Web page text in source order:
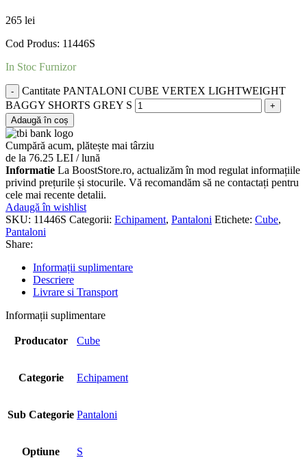
265 lei
Cod Produs: 11446S
In Stoc Furnizor
Cantitate PANTALONI CUBE VERTEX LIGHTWEIGHT
BAGGY SHORTS GREY S
Adaugă în coș
Cumpără acum, plătește mai târziu
de la 76.25 LEI / lună
Informatie La BoostStore.ro, actualizăm în mod regulat informațiile
privind prețurile și stocurile. Vă recomandăm să ne contactați pentru
cele mai recente detalii.
Adaugă în wishlist
SKU: 11446S Categorii: Echipament, Pantaloni Etichete: Cube,
Pantaloni
Share:
Informații suplimentare
Descriere
Livrare si Transport
Informații suplimentare
Producator Cube
Categorie Echipament
Sub Categorie Pantaloni
Optiune S